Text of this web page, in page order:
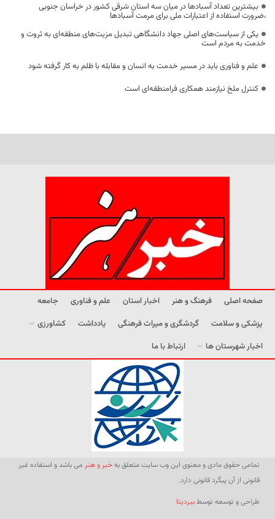
بیشترین تعداد آسبادها در میان سه استان شرقی کشور در خراسان جنوبی
،ضرورت استفاده از اعتبارات ملی برای مرمت آسبادها
یکی از سیاست‌های اصلی جهاد دانشگاهی تبدیل مزیت‌های منطقه‌ای به ثروت و
خدمت به مردم است
علم و فناوری باید در مسیر خدمت به انسان و مقابله با ظلم به کار گرفته شود
کنترل ملخ نیازمند همکاری فرامنطقه‌ای است
صفحه اصلی فرهنگ و هنر اخبار استان علم و فناوری
جامعه
پزشکی و سلامت
گردشگری و میراث فرهنگی یادداشت
کشاورزی
اخبار شهرستان ها
ارتباط با ما
تمامی حقوق مادی و معنوی این وب سایت متعلق بهخبر و هنر می باشد و استفاده غیر
قانونی از آن پیگرد قانونی دارد.
طراحی و توسعه توسطبیردیتا